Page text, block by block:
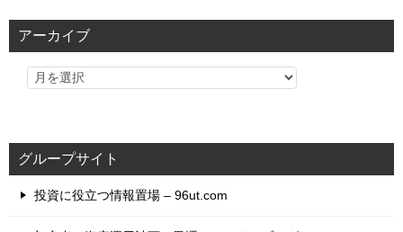
リ
アーカイブ
グループサイト
投資に役立つ情報置場 – 96ut.com